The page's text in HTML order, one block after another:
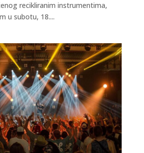
recikliranim instrumentima,
u subotu, 18....